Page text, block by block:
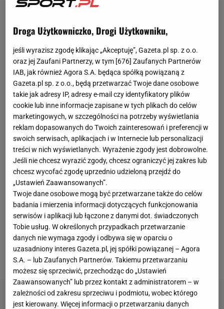
oskarżonym o rozboje, i obiecywać zatrudnienie ich
Wiceprezes ma być dobrym znajomym członków
gangu Sharksów, w tym Pawła M. pseudonim
„Misiek”, znanego z rzucenia nożem w głowę Dino
Baggio podczas pucharowego meczu Wisły z AC
Parmą w 1998. Wiceprezes był przez jakiś czas
menedżerem siłowni, którą „Misiek” – poszukiwany
teraz listem gończym - prowadził w lokalu
wynajmowanym od TS Wisła Kraków. Prezes
Marzena Sarapata reprezentowała „Miśka” w
niektórych sprawach prawnych. Sekcja „Trenuj
Sporty Walki”, działająca w wynajmowanym
„Miśkowi” lokalu, miała się stać dla gangsterów
przyczółkiem, od którego zaczęli przejmowanie
władzy w klubie. Działaczowi, który głośno
zaprotestował przeciw przejmowaniu przez nich
władzy, niedługo po tym spalono samochód.
Droga Użytkowniczko, Drogi Użytkowniku,
jeśli wyrazisz zgodę klikając „Akceptuję”, Gazeta.pl sp. z o.o.
oraz jej Zaufani Partnerzy, w tym [676] Zaufanych Partnerów
IAB, jak również Agora S.A. będąca spółką powiązaną z
Gazeta.pl sp. z o.o., będą przetwarzać Twoje dane osobowe
takie jak adresy IP, adresy e-mail czy identyfikatory plików
cookie lub inne informacje zapisane w tych plikach do celów
marketingowych, w szczególności na potrzeby wyświetlania
reklam dopasowanych do Twoich zainteresowań i preferencji w
swoich serwisach, aplikacjach i w Internecie lub personalizacji
treści w nich wyświetlanych. Wyrażenie zgody jest dobrowolne.
Jeśli nie chcesz wyrazić zgody, chcesz ograniczyć jej zakres lub
chcesz wycofać zgodę uprzednio udzieloną przejdź do
„Ustawień Zaawansowanych”.
Twoje dane osobowe mogą być przetwarzane także do celów
badania i mierzenia informacji dotyczących funkcjonowania
serwisów i aplikacji lub łączone z danymi dot. świadczonych
Tobie usług. W określonych przypadkach przetwarzanie
danych nie wymaga zgody i odbywa się w oparciu o
uzasadniony interes Gazeta.pl, jej spółki powiązanej – Agora
S.A. – lub Zaufanych Partnerów. Takiemu przetwarzaniu
możesz się sprzeciwić, przechodząc do „Ustawień
Zaawansowanych” lub przez kontakt z administratorem – w
zależności od zakresu sprzeciwu i podmiotu, wobec którego
jest kierowany. Więcej informacji o przetwarzaniu danych